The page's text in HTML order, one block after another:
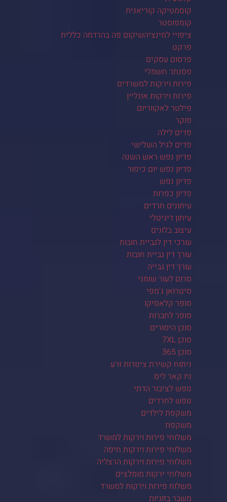
קוסמטיקה קוריאנית
קומפוסטר
ציפויי למינציהשיקום פה בהרדמה כללית
פרקט
פרסום עסקים
פסנתר חשמלי
פירות וירקות למשרדים
פירות וירקות אונליין
פילטר לאקווריום
פוקר
פדים לילה
פדים לגיל השלישי
פדיון נפש ראש השנה
פדיון נפש יום כיפור
פדיון נפש
פדיון כפרות
עיתונים חרדים
עיתון דיגיטלי
עיצוב בלונים
עורכי דין לגביית חובות
עורך דין גביית חובות
עורך דין גבייה
סרום לעור שומני
סיטרואן ג'מפי
סופר קלאסיקו
סופר לחברות
סוכן הימורים
סוכן 7XL
סוכן 365
ניתוח קשירת צינורות זרע
ניו קאר ליס
נופש לציבור הדתי
נופש לחרדים
משקפת לילדים
משקפת
משלוחי פירות וירקות למשרד
משלוחי פירות וירקות חיפה
משלוחי פירות וירקות הרצליה
משלוחי ירקות מומלצים
משלוח פירות וירקות למשרד
משבר בזוגיות